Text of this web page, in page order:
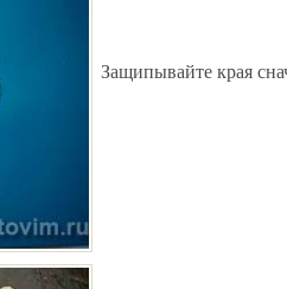
Защипывайте края